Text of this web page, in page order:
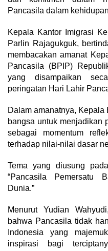
Pancasila dalam
Kepala Kantor Imigrasi
Parlin Rajagukguk,
membacakan amanat
Pancasila (BPIP)
yang disampaikan
peringatan Hari Lahir
Dalam amanatnya,
bangsa untuk menjadikan
sebagai momentum
terhadap nilai-nilai dasar
Tema yang diusung
“Pancasila Pemersatu
Dunia.”
Menurut Yudian
bahwa Pancasila tidak
Indonesia yang
inspirasi bagi